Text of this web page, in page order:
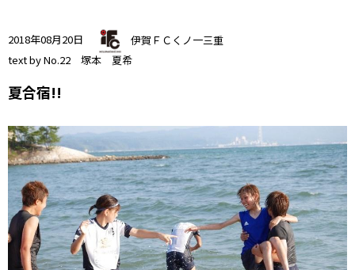
2018年08月20日
伊賀ＦＣくノ一三重
text by No.22 塚本 夏希
夏合宿!!